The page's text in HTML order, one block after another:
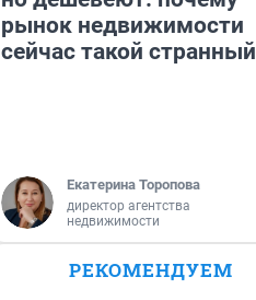
рынок недвижимости
сейчас такой странный
Екатерина Торопова
директор агентства
недвижимости
РЕКОМЕНДУЕМ